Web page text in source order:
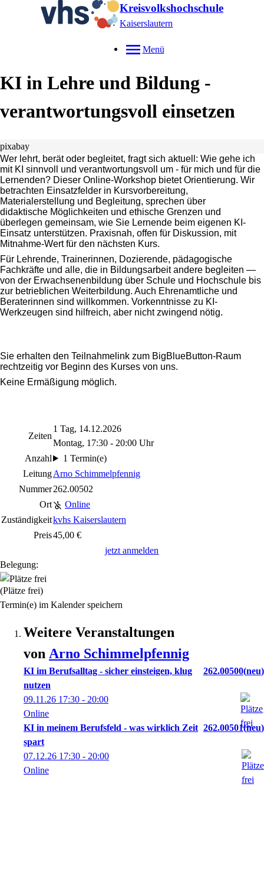
Kreisvolkshochschule
Kaiserslautern
Menü
KI in Lehre und Bildung -
verantwortungsvoll einsetzen
pixabay
Wer lehrt, berät oder begleitet, fragt sich aktuell: Wie gehe ich
mit KI sinnvoll und verantwortungsvoll um - für mich und für die
Lernenden? Dieser Online-Workshop bietet Orientierung. Wir
betrachten Einsatzfelder in Kursvorbereitung,
Materialerstellung und Begleitung, sprechen über
didaktische Möglichkeiten und ethische Grenzen und
überlegen gemeinsam, wie Sie Lernende beim eigenen KI-
Einsatz unterstützen. Praxisnah, offen für Diskussion, mit
Mitnahme-Wert für den nächsten Kurs.
Für Lehrende, Trainerinnen, Dozierende, pädagogische
Fachkräfte und alle, die in Bildungsarbeitandere begleiten —
von der Erwachsenenbildung über Schule und Hochschule bis
zur betrieblichen Weiterbildung. Auch Ehrenamtliche und
Beraterinnen sind willkommen. Vorkenntnisse zu KI-
Werkzeugen sind hilfreich, aber nicht zwingend nötig.
Sie erhalten den Teilnahmelink zum BigBlueButton-Raum
rechtzeitig vor Beginn des Kurses von uns.
Keine Ermäßigung möglich.
Zeiten
1 Tag, 14.12.2026
Montag, 17:30 - 20:00 Uhr
Anzahl
1 Termin(e)
LeitungArno Schimmelpfennig
Nummer262.00502
Ort
Online
Zuständigkeitkvhs Kaiserslautern
Preis45,00 €
jetzt anmelden
Belegung:
(Plätze frei)
Termin(e) im Kalender speichern
Weitere Veranstaltungen
von Arno Schimmelpfennig
KI im Berufsalltag - sicher einsteigen, klug
nutzen
262.00500 neu
09.11.26 17:30 - 20:00
Online
KI in meinem Berufsfeld - was wirklich Zeit
spart
262.00501 neu
07.12.26 17:30 - 20:00
Online